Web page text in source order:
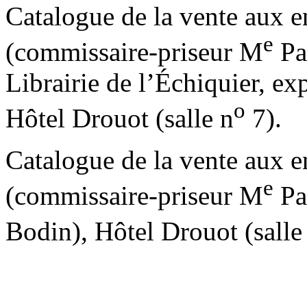
Catalogue de la vente aux
(commissaire-priseur Me
Librairie de l’Échiquier,
Hôtel Drouot (salle no 7).
Catalogue de la vente aux
(commissaire-priseur Me
Bodin), Hôtel Drouot